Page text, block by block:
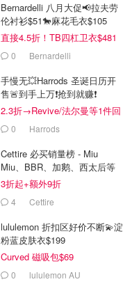
Bernardelli 八月大促📢拉夫劳
伦衬衫$51🐎麻花毛衣$105
直接4.5折！TB四杠卫衣$481
0 Bernardelli
手慢无💥Harrods 圣诞日历开
售🚨到手上万❗️抢到就赚❗️
2.3折→Revive/法尔曼等1件回
本！0 Harrods
Cettire 必买销量榜 - Miu
Miu、BBR、加鹅、西太后等
汇总！
3折起+额外9折
4 Cettire
lululemon 折扣区好价不断💫淀
粉蓝皮肤衣$199
Curved 磁吸包$69
0 lululemon AU